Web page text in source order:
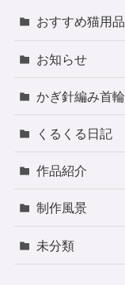
おすすめ猫用品
お知らせ
かぎ針編み首
くるくる日記
作品紹介
制作風景
未分類